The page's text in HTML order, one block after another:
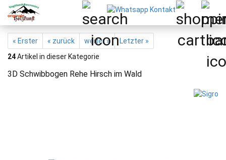
« Erster « zurück weiter »
Letzter »
24Artikel in dieser Kategorie
3D Schwibbogen Rehe Hirsch im Wald